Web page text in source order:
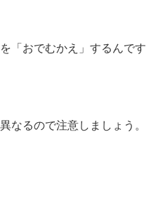
「おでむかえ」するんです
なるので注意しましょう。